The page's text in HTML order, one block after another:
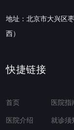
地址：北京市大兴区
西）
快捷链接
首页
医院介绍
医院指
就诊须